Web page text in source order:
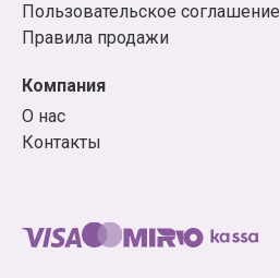
Пользовательское соглашение
Правила продажи
Компания
О нас
Контакты